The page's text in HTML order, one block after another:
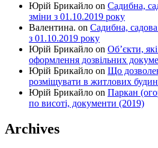
Юрій Брикайло on Садибна,
зміни з 01.10.2019 року
Валентина. on Садибна, садова
з 01.10.2019 року
Юрій Брикайло on Об’єкти,
оформлення дозвільних
Юрій Брикайло on Що
розміщувати в житлових
Юрій Брикайло on Паркан
по висоті, документи (2019)
Archives